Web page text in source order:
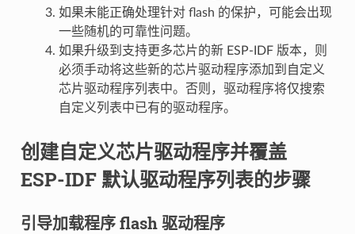
如果未能正确处理针对 flash 的保护，可能会出现
一些随机的可靠性问题。
如果升级到支持更多芯片的新 ESP-IDF 版本，则
必须手动将这些新的芯片驱动程序添加到自定义
芯片驱动程序列表中。否则，驱动程序将仅搜索
自定义列表中已有的驱动程序。
创建自定义芯片驱动程序并覆盖
ESP-IDF 默认驱动程序列表的步骤
引导加载程序 flash 驱动程序